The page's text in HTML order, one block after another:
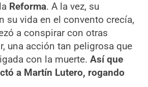
Reforma. A la vez, su
su vida en el convento crecía,
a conspirar con otras
una acción tan peligrosa que
con la muerte.Así que
a Martín Lutero, rogando